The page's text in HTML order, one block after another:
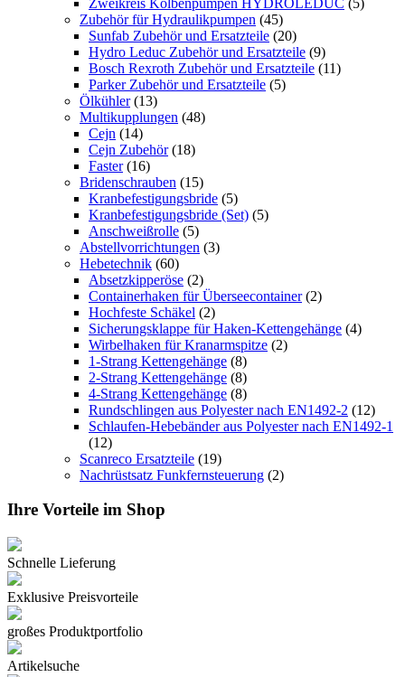
Zubehör für Hydraulikpumpen (45)
Sunfab Zubehör und Ersatzteile (20)
Hydro Leduc Zubehör und Ersatzteile (9)
Bosch Rexroth Zubehör und Ersatzteile (11)
Parker Zubehör und Ersatzteile (5)
Ölkühler (13)
Multikupplungen (48)
Cejn (14)
Cejn Zubehör (18)
Faster (16)
Bridenschrauben (15)
Kranbefestigungsbride (5)
Kranbefestigungsbride (Set) (5)
Anschweißrolle (5)
Abstellvorrichtungen (3)
Hebetechnik (60)
Absetzkipperöse (2)
Containerhaken für Überseecontainer (2)
Hochfeste Schäkel (2)
Sicherungsklappe für Haken-Kettengehänge (4)
Wirbelhaken für Kranarmspitze (2)
1-Strang Kettengehänge (8)
2-Strang Kettengehänge (8)
4-Strang Kettengehänge (8)
Rundschlingen aus Polyester nach EN1492-2 (12)
Schlaufen-Hebebänder aus Polyester nach EN1492-1
(12)
Scanreco Ersatzteile (19)
Nachrüstsatz Funkfernsteuerung (2)
Ihre Vorteile im Shop
Schnelle Lieferung
Exklusive Preisvorteile
großes Produktportfolio
Artikelsuche